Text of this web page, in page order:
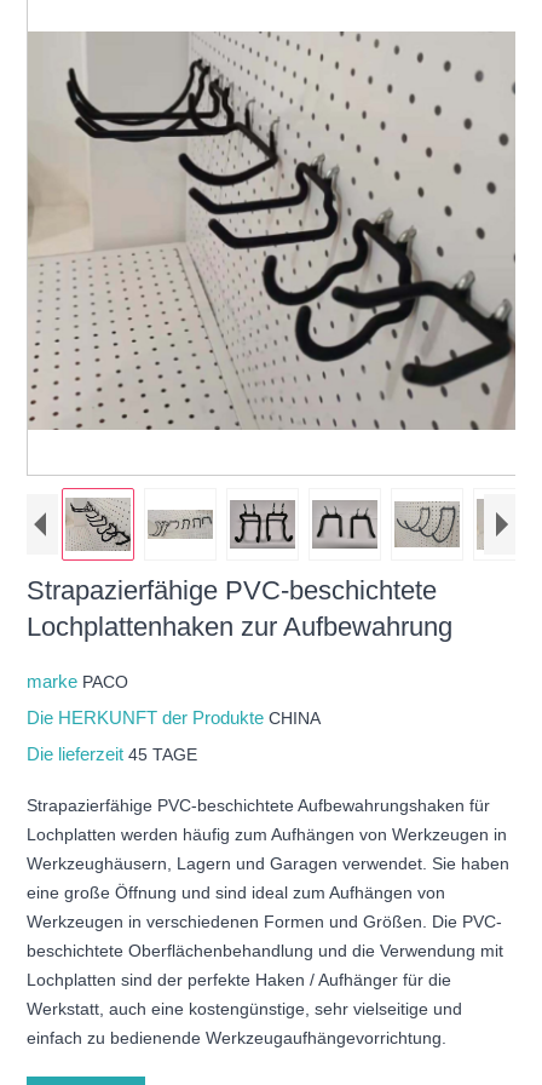
Strapazierfähige PVC-beschichtete
Lochplattenhaken zur Aufbewahrung
marke PACO
Die HERKUNFT der ProdukteCHINA
Die lieferzeit45 TAGE
Strapazierfähige PVC-beschichtete Aufbewahrungshaken für
Lochplatten werden häufig zum Aufhängen von Werkzeugen in
Werkzeughäusern, Lagern und Garagen verwendet. Sie haben
eine große Öffnung und sind ideal zum Aufhängen von
Werkzeugen in verschiedenen Formen und Größen. Die PVC-
beschichtete Oberflächenbehandlung und die Verwendung mit
Lochplatten sind der perfekte Haken / Aufhänger für die
Werkstatt, auch eine kostengünstige, sehr vielseitige und
einfach zu bedienende Werkzeugaufhängevorrichtung.